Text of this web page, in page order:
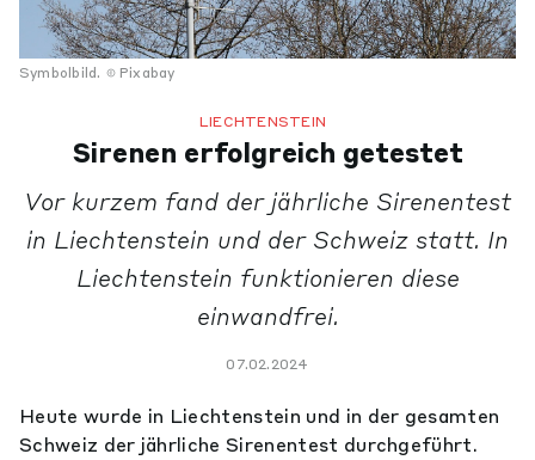
Symbolbild. Pixabay
LIECHTENSTEIN
Sirenen erfolgreich getestet
Vor kurzem fand der jährliche Sirenentest
in Liechtenstein und der Schweiz statt. In
Liechtenstein funktionieren diese
einwandfrei.
07.02.2024
Heute wurde in Liechtenstein und in der gesamten
Schweiz der jährliche Sirenentest durchgeführt.